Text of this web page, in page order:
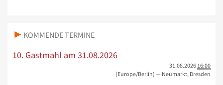
KOMMENDE TERMINE
10. Gastmahl am 31.08.2026
31.08.2026 16:00
(Europe/Berlin) — Neumarkt, Dresden